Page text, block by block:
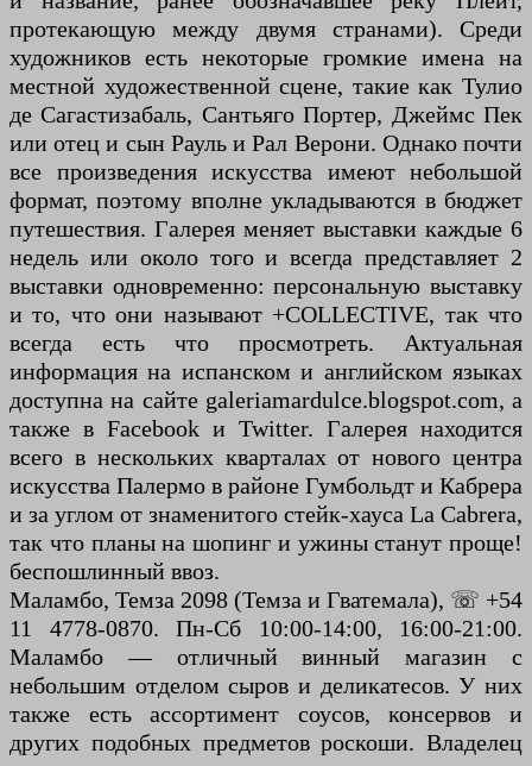
протекающую между двумя странами). Среди
художников есть некоторые громкие имена на
местной художественной сцене, такие как Тулио
де Сагастизабаль, Сантьяго Портер, Джеймс Пек
или отец и сын Рауль и Рал Верони. Однако почти
все произведения искусства имеют небольшой
формат, поэтому вполне укладываются в бюджет
путешествия. Галерея меняет выставки каждые 6
недель или около того и всегда представляет 2
выставки одновременно: персональную выставку
и то, что они называют +COLLECTIVE, так что
всегда есть что просмотреть. Актуальная
информация на испанском и английском языках
доступна на сайте galeriamardulce.blogspot.com, а
также в Facebook и Twitter. Галерея находится
всего в нескольких кварталах от нового центра
искусства Палермо в районе Гумбольдт и Кабрера
и за углом от знаменитого стейк-хауса La Cabrera,
так что планы на шопинг и ужины станут проще!
беспошлинный ввоз.
Маламбо, Темза 2098 (Темза и Гватемала), ☏ +54
11 4778-0870. Пн-Сб 10:00-14:00, 16:00-21:00.
Маламбо — отличный винный магазин с
небольшим отделом сыров и деликатесов. У них
также есть ассортимент соусов, консервов и
других подобных предметов роскоши. Владелец